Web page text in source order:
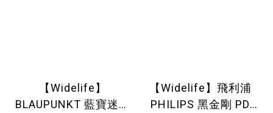
【Widelife】
BLAUPUNKT 藍寶迷你
【Widelife】飛利浦
PHILIPS 黑金剛 PD